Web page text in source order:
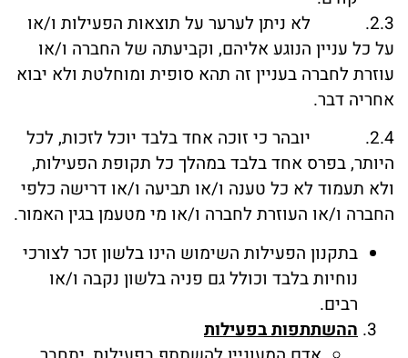
2.3. לא ניתן לערער על תוצאות הפעילות ו/או
על כל עניין הנוגע אליהם, וקביעתה של החברה ו/או
עוזרת לחברה בעניין זה תהא סופית ומוחלטת ולא יבוא
אחריה דבר.
2.4. יובהר כי זוכה אחד בלבד יוכל לזכות, לכל
היותר, בפרס אחד בלבד במהלך כל תקופת הפעילות,
ולא תעמוד לא כל טענה ו/או תביעה ו/או דרישה כלפי
החברה ו/או העוזרת לחברה ו/או מי מטעמן בגין האמור.
בתקנון הפעילות השימוש הינו בלשון זכר לצורכי
נוחיות בלבד וכולל גם פניה בלשון נקבה ו/או
רבים.
ההשתתפות בפעילות